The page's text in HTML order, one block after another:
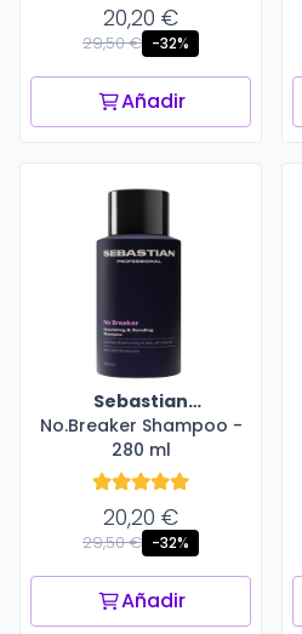
20,20 €
29,50 € -32%
Añadir
Sebastian
Professional
No.Breaker Shampoo -
280 ml
20,20 €
29,50 € -32%
Añadir